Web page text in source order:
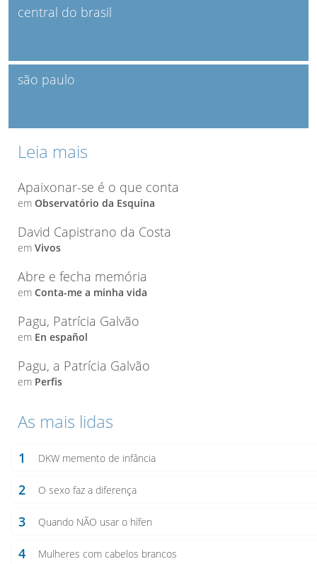
central do brasil
são paulo
Leia mais
Apaixonar-se é o que conta
em Observatório da Esquina
David Capistrano da Costa
em Vivos
Abre e fecha memória
em Conta-me a minha vida
Pagu, Patrícia Galvão
em En español
Pagu, a Patrícia Galvão
em Perfis
As mais lidas
1 DKW memento de infância
2 O sexo faz a diferença
3 Quando NÃO usar o hífen
4 Mulheres com cabelos brancos